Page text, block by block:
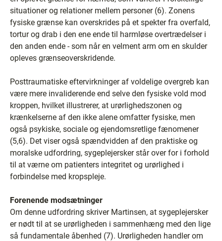
situationer og relationer mellem personer (6). Zonens
fysiske grænse kan overskrides på et spekter fra overfald,
tortur og drab i den ene ende til harmløse overtrædelser i
den anden ende - som når en velment arm om en skulder
opleves grænseoverskridende.
Posttraumatiske eftervirkninger af voldelige overgreb kan
være mere invaliderende end selve den fysiske vold mod
kroppen, hvilket illustrerer, at urørlighedszonen og
krænkelserne af den ikke alene omfatter fysiske, men
også psykiske, sociale og ejendomsretlige fænomener
(5,6). Det viser også spændvidden af den praktiske og
moralske udfordring, sygeplejersker står over for i forhold
til at værne om patienters integritet og urørlighed i
forbindelse med kropspleje.
Forenende modsætninger
Om denne udfordring skriver Martinsen, at sygeplejersker
er nødt til at se urørligheden i sammenhæng med den lige
så fundamentale åbenhed (7). Urørligheden handler om